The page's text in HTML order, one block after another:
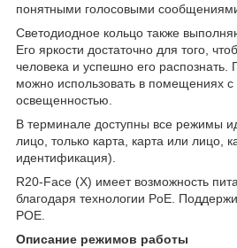
понятными голосовыми
Светодиодное кольцо также
Его яркости достаточно для того,
человека и успешно его распознать.
можно использовать в помещениях с
освещенностью.
В терминале доступны все режимы
лицо, только карта, карта или лицо,
идентификация).
R20-Face (X) имеет возможность
благодаря технологии PoE.
POE.
Описание режимов работы